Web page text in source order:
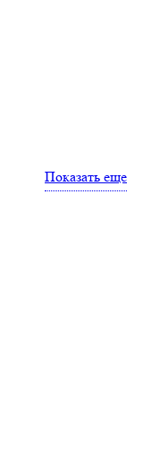
Показать еще